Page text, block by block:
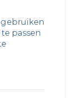
passen